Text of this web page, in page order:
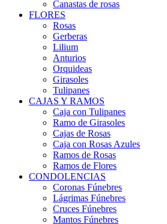
Canastas de rosas
FLORES
Rosas
Gerberas
Lilium
Anturios
Orquideas
Girasoles
Tulipanes
CAJAS Y RAMOS
Caja con Tulipanes
Ramo de Girasoles
Cajas de Rosas
Caja con Rosas Azules
Ramos de Rosas
Ramos de Flores
CONDOLENCIAS
Coronas Fúnebres
Lágrimas Fúnebres
Cruces Fúnebres
Mantos Fúnebres